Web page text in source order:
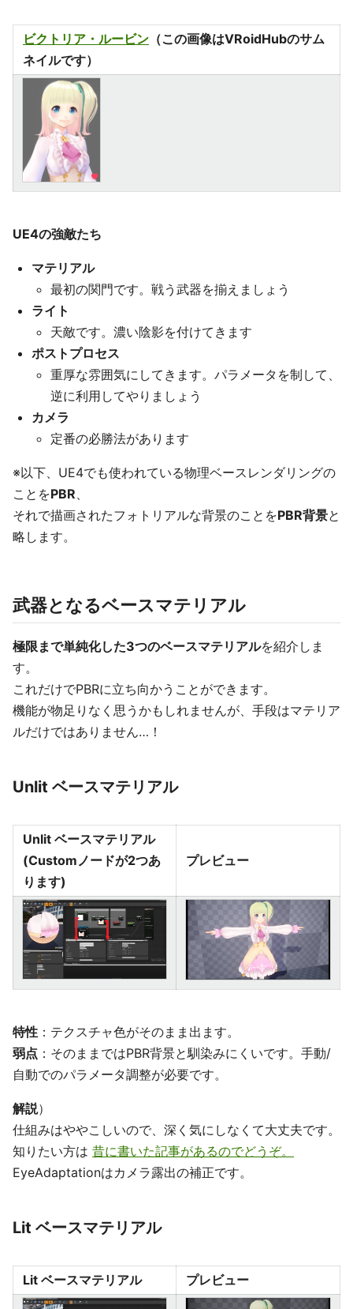
ビクトリア・ルービン （この画像はVRoidHubのサム
ネイルです）
UE4の強敵たち
マテリアル
最初の関門です。戦う武器を揃えましょう
ライト
天敵です。濃い陰影を付けてきます
ポストプロセス
重厚な雰囲気にしてきます。パラメータを制して、
逆に利用してやりましょう
カメラ
定番の必勝法があります
※以下、UE4でも使われている物理ベースレンダリングの
ことをPBR、
それで描画されたフォトリアルな背景のことをPBR背景と
略します。
武器となるベースマテリアル
極限まで単純化した3つのベースマテリアルを紹介しま
す。
これだけでPBRに立ち向かうことができます。
機能が物足りなく思うかもしれませんが、手段はマテリア
ルだけではありません…！
Unlit ベースマテリアル
Unlit ベースマテリアル
(Customノードが2つあ
ります)
プレビュー
特性 ：テクスチャ色がそのまま出ます。
弱点 ：そのままではPBR背景と馴染みにくいです。手動/
自動でのパラメータ調整が必要です。
解説）
仕組みはややこしいので、深く気にしなくて大丈夫です。
知りたい方は 昔に書いた記事があるのでどうぞ。
EyeAdaptationはカメラ露出の補正です。
Lit ベースマテリアル
Lit ベースマテリアル プレビュー